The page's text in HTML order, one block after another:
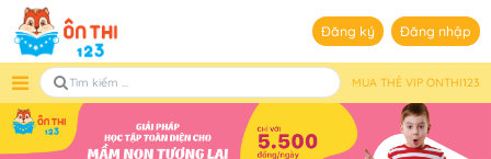
Đăng ký Đăng nhập
MUA THẺ VIP ONTHI123